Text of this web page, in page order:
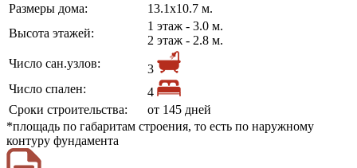
Размеры дома:
13.1х10.7 м.
Высота этажей:
1 этаж - 3.0 м.
2 этаж - 2.8 м.
Число сан.узлов:
3
Число спален:
4
Сроки строительства:
от 145 дней
*площадь по габаритам строения, то есть по наружному
контуру фундамента